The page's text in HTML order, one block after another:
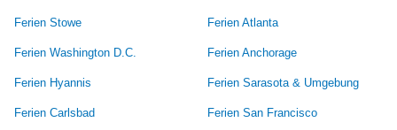
Ferien Stowe Ferien Atlanta
Ferien Washington D.C. Ferien Anchorage
Ferien Hyannis Ferien Sarasota & Umgebung
Ferien Carlsbad Ferien San Francisco